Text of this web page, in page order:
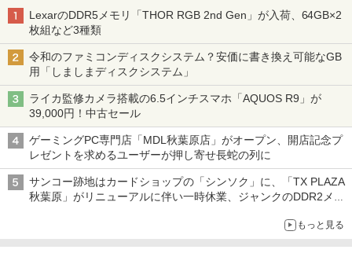
LexarのDDR5メモリ「THOR RGB 2nd Gen」が入荷、64GB×2
枚組など3種類
令和のファミコンディスクシステム？安価に書き換え可能なGB
用「しましまディスクシステム」
ライカ監修カメラ搭載の6.5インチスマホ「AQUOS R9」が
39,000円！中古セール
ゲーミングPC専門店「MDL秋葉原店」がオープン、開店記念プ
レゼントを求めるユーザーが押し寄せ長蛇の列に
サンコー跡地はカードショップの「シンソク」に、「TX PLAZA
秋葉原」がリニューアルに伴い一時休業、ジャンクのDDR2メモ
もっと見る